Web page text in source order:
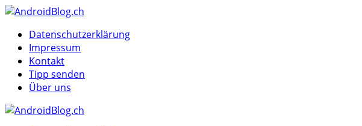
Menu
MenuDatenschutzerklärung
Impressum
Kontakt
Tipp senden
Über uns